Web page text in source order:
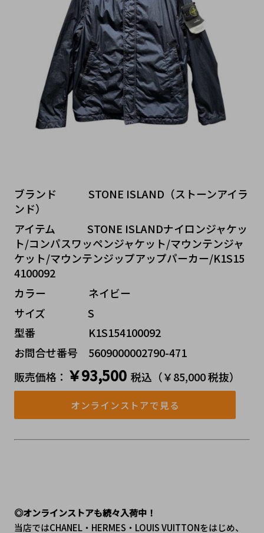
ブランド   STONE ISLAND（ストーンアイラ
ンド）
アイテム   STONE ISLANDナイロンジャケッ
ト/コンパスワッペンジャケット/マウンテンジャ
ケット/マウンテンジップアップパーカー/K1S15
4100092
カラー    ネイビー
サイズ    S
型番     K1S154100092
お問合せ番号 5609000002790-471
販売価格： ￥93,500 税込（￥85,000 税抜）
オンラインストアで見る
◎オンラインストアも続々入荷中！
当店ではCHANEL・HERMES・LOUIS VUITTONをはじめ、